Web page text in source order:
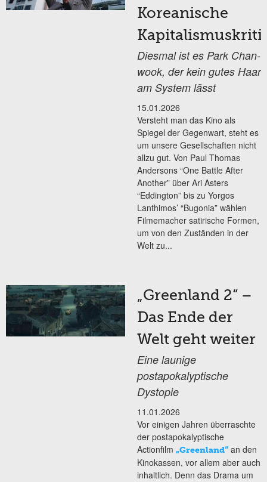
Koreanische
Diesmal ist es Park Chan-
wook, der kein gutes Haar
am System lässt
15.01.2026
Versteht man das Kino als
Spiegel der Gegenwart, steht es
um unsere Gesellschaften nicht
allzu gut. Von Paul Thomas
Andersons “One Battle After
Another” über Ari Asters
“Eddington” bis zu Yorgos
Lanthimos’ “Bugonia” wählen
Filmemacher satirische Formen,
um von den Zuständen in der
Welt zu...
„Greenland 2“ –
Das Ende der
Welt geht weiter
Eine launige
postapokalyptische
Dystopie
11.01.2026
Vor einigen Jahren überraschte
der postapokalyptische
Actionfilm „Greenland“ an den
Kinokassen, vor allem aber auch
inhaltlich. Denn das Drama um